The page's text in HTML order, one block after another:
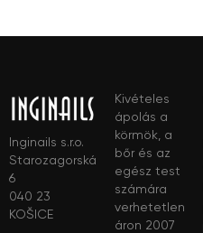
Inginails s.r.o.
Starozagorská
6
040 23
KOŠICE
Kivételes
ápolás a
körmök, a
bőr és az
egész test
számára
verhetetlen
áron 2007